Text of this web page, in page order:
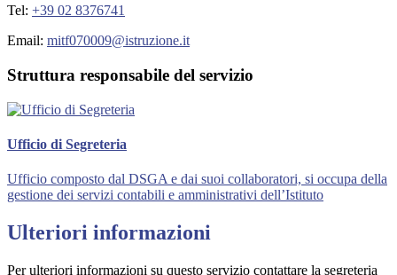
Tel: +39 02 8376741
Email: mitf070009@istruzione.it
Struttura responsabile del servizio
Ufficio di Segreteria
Ufficio composto dal DSGA e dai suoi collaboratori, si occupa della
gestione dei servizi contabili e amministrativi dell’Istituto
Ulteriori informazioni
Per ulteriori informazioni su questo servizio contattare la segreteria